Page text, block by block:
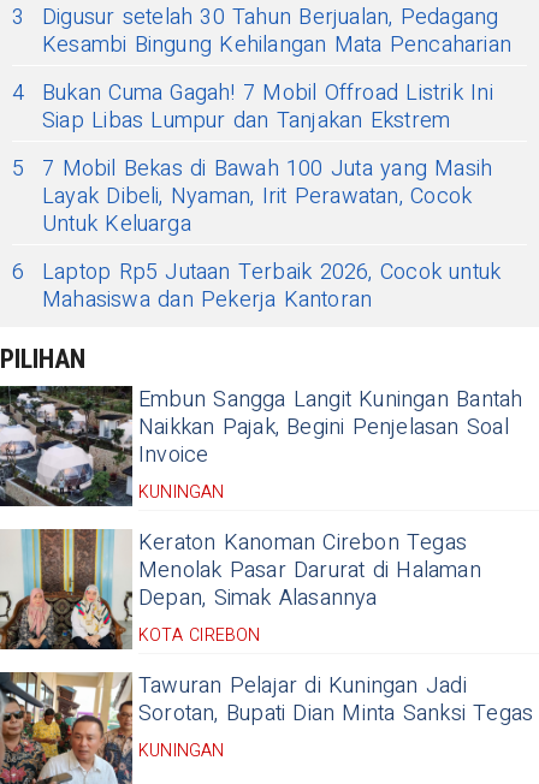
3
Digusur setelah 30 Tahun Berjualan, Pedagang
Kesambi Bingung Kehilangan Mata Pencaharian
4 Bukan Cuma Gagah! 7 Mobil Offroad Listrik Ini
Siap Libas Lumpur dan Tanjakan Ekstrem
5
7 Mobil Bekas di Bawah 100 Juta yang Masih
Layak Dibeli, Nyaman, Irit Perawatan, Cocok
Untuk Keluarga
6
Laptop Rp5 Jutaan Terbaik 2026, Cocok untuk
Mahasiswa dan Pekerja Kantoran
PILIHAN
Embun Sangga Langit Kuningan Bantah
Naikkan Pajak, Begini Penjelasan Soal
Invoice
KUNINGAN
Keraton Kanoman Cirebon Tegas
Menolak Pasar Darurat di Halaman
Depan, Simak Alasannya
KOTA CIREBON
Tawuran Pelajar di Kuningan Jadi
Sorotan, Bupati Dian Minta Sanksi Tegas
KUNINGAN